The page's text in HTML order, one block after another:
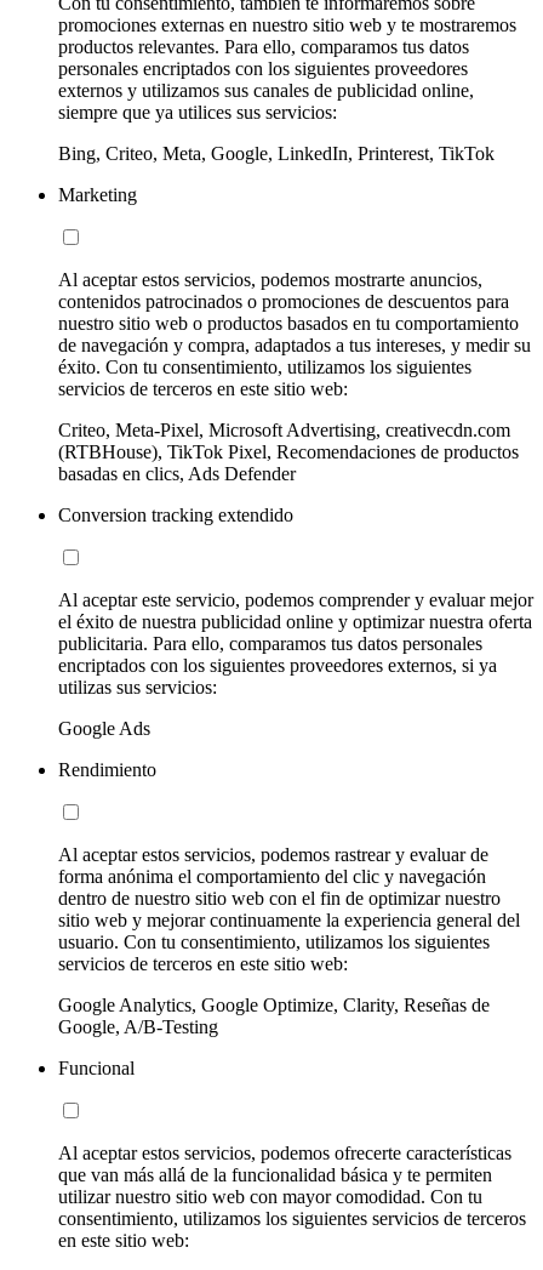
promociones externas en nuestro sitio web y te mostraremos
productos relevantes. Para ello, comparamos tus datos
personales encriptados con los siguientes proveedores
externos y utilizamos sus canales de publicidad online,
siempre que ya utilices sus servicios:
Bing, Criteo, Meta, Google, LinkedIn, Printerest, TikTok
Marketing
Al aceptar estos servicios, podemos mostrarte anuncios,
contenidos patrocinados o promociones de descuentos para
nuestro sitio web o productos basados en tu comportamiento
de navegación y compra, adaptados a tus intereses, y medir su
éxito. Con tu consentimiento, utilizamos los siguientes
servicios de terceros en este sitio web:
Criteo, Meta-Pixel, Microsoft Advertising, creativecdn.com
(RTBHouse), TikTok Pixel, Recomendaciones de productos
basadas en clics, Ads Defender
Conversion tracking extendido
Al aceptar este servicio, podemos comprender y evaluar mejor
el éxito de nuestra publicidad online y optimizar nuestra oferta
publicitaria. Para ello, comparamos tus datos personales
encriptados con los siguientes proveedores externos, si ya
utilizas sus servicios:
Google Ads
Rendimiento
Al aceptar estos servicios, podemos rastrear y evaluar de
forma anónima el comportamiento del clic y navegación
dentro de nuestro sitio web con el fin de optimizar nuestro
sitio web y mejorar continuamente la experiencia general del
usuario. Con tu consentimiento, utilizamos los siguientes
servicios de terceros en este sitio web:
Google Analytics, Google Optimize, Clarity, Reseñas de
Google, A/B-Testing
Funcional
Al aceptar estos servicios, podemos ofrecerte características
que van más allá de la funcionalidad básica y te permiten
utilizar nuestro sitio web con mayor comodidad. Con tu
consentimiento, utilizamos los siguientes servicios de terceros
en este sitio web: